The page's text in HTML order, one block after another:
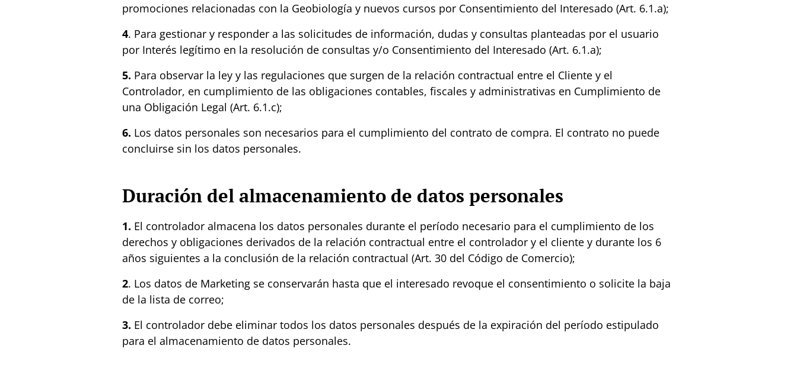
promociones relacionadas con la Geobiología y nuevos cursos por Consentimiento del Interesado (Art. 6.1.a);
4. Para gestionar y responder a las solicitudes de información, dudas y consultas planteadas por el usuario
por Interés legítimo en la resolución de consultas y/o Consentimiento del Interesado (Art. 6.1.a);
5. Para observar la ley y las regulaciones que surgen de la relación contractual entre el Cliente y el
Controlador, en cumplimiento de las obligaciones contables, fiscales y administrativas en Cumplimiento de
una Obligación Legal (Art. 6.1.c);
6. Los datos personales son necesarios para el cumplimiento del contrato de compra. El contrato no puede
concluirse sin los datos personales.
Duración del almacenamiento de datos personales
1. El controlador almacena los datos personales durante el período necesario para el cumplimiento de los
derechos y obligaciones derivados de la relación contractual entre el controlador y el cliente y durante los 6
años siguientes a la conclusión de la relación contractual (Art. 30 del Código de Comercio);
2. Los datos de Marketing se conservarán hasta que el interesado revoque el consentimiento o solicite la baja
de la lista de correo;
3. El controlador debe eliminar todos los datos personales después de la expiración del período estipulado
para el almacenamiento de datos personales.